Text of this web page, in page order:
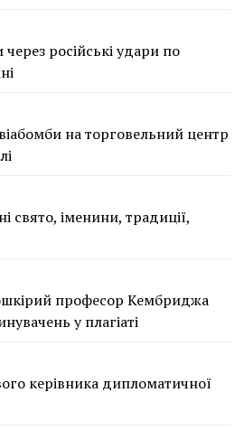
російські удари по
на торговельний центр
свято, іменини, традиції,
професор Кембриджа
у плагіаті
керівника дипломатичної